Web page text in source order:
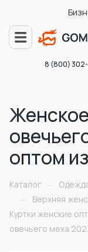
8 (800)
оптом
Каталог —
—
Верхняя
Куртки женские
овечьего меха